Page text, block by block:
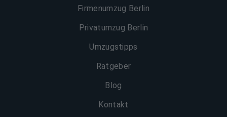
Firmenumzug Berlin
Privatumzug Berlin
Umzugstipps
Ratgeber
Blog
Kontakt